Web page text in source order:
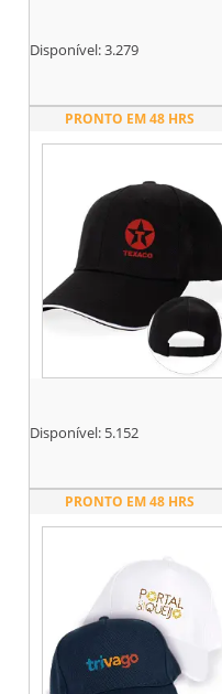
Disponível:3.279
PRONTO EM 48 HRS
Disponível: 5.152
PRONTO EM 48 HRS